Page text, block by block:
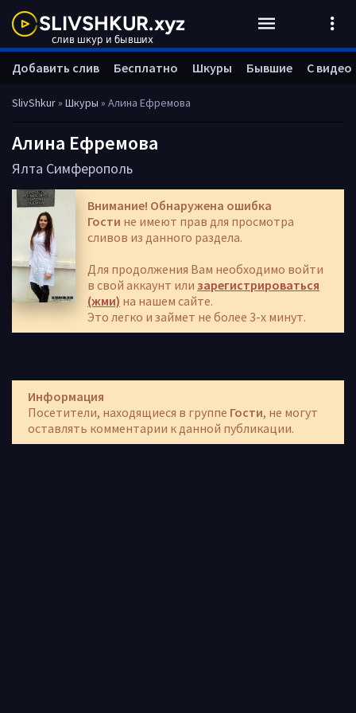
SlivShkur» Шкуры » Алина Ефремова
Алина Ефремова
Ялта Симферополь
Внимание! Обнаружена ошибка
Гости не имеют прав для просмотра
сливов из данного раздела.
Для продолжения Вам необходимо войти
в свой аккаунт или зарегистрироваться
(жми) на нашем сайте.
Это легко и займет не более 3-х минут.
Информация
Посетители, находящиеся в группе Гости, не могут
оставлять комментарии к данной публикации.
Добавить слив Бесплатно Шкуры Бывшие С видео